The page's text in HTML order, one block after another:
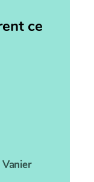
ce